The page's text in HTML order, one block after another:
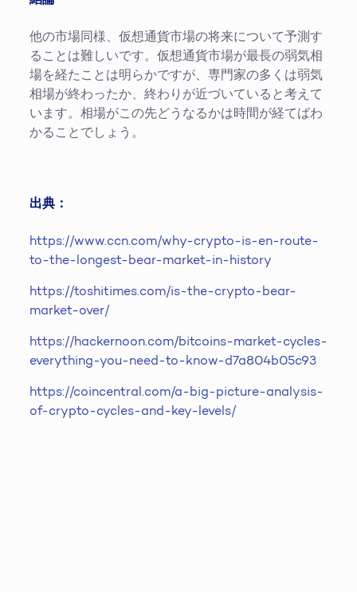
他の市場同様、仮想通貨市場の将来について予測す
ることは難しいです。仮想通貨市場が最長の弱気相
場を経たことは明らかですが、専門家の多くは弱気
相場が終わったか、終わりが近づいていると考えて
います。相場がこの先どうなるかは時間が経てばわ
かることでしょう。
出典：
https://www.ccn.com/why-crypto-is-en-route-
to-the-longest-bear-market-in-history
https://toshitimes.com/is-the-crypto-bear-
market-over/
https://hackernoon.com/bitcoins-market-cycles-
everything-you-need-to-know-d7a804b05c93
https://coincentral.com/a-big-picture-analysis-
of-crypto-cycles-and-key-levels/